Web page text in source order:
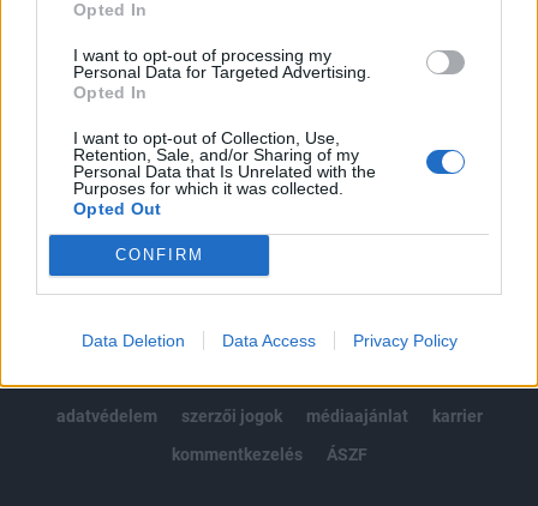
Opted In
I want to opt-out of processing my
Personal Data for Targeted Advertising.
Opted In
I want to opt-out of Collection, Use,
Retention, Sale, and/or Sharing of my
Personal Data that Is Unrelated with the
Purposes for which it was collected.
Opted Out
CONFIRM
Data Deletion Data Access Privacy Policy
kötéslistái
Előfizetés
MÁR ELŐFIZETŐNK VAGY?BEJELENTKEZÉS
© 2026 Portfolio
adatvédelem
szerzői jogok médiaajánlat
karrier
kommentkezelés
ÁSZF